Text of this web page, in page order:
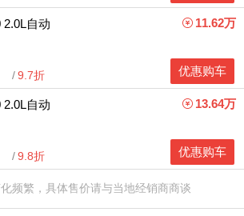
2.0L自动
9.7折
11.62万
优惠购车
2.0L自动
9.8折
13.64万
优惠购车
频繁，具体售价请与当地经销商商谈